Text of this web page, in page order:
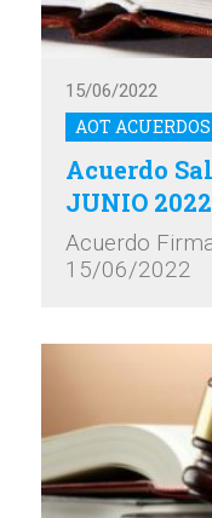
AOT ACUERDOS
15/06/2022
Acuerdo
JUNIO 2022
Acuerdo
15/06/2022